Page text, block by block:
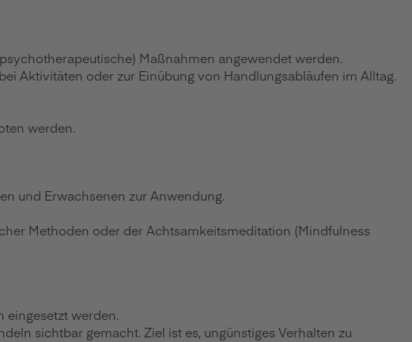
Maßnahmen angewendet werden.
Aktivitäten oder zur Einübung von Handlungsabläufen im Alltag.
werden.
und Erwachsenen zur Anwendung.
Methoden oder der Achtsamkeitsmeditation (Mindfulness
eingesetzt werden.
sichtbar gemacht. Ziel ist es, ungünstiges Verhalten zu